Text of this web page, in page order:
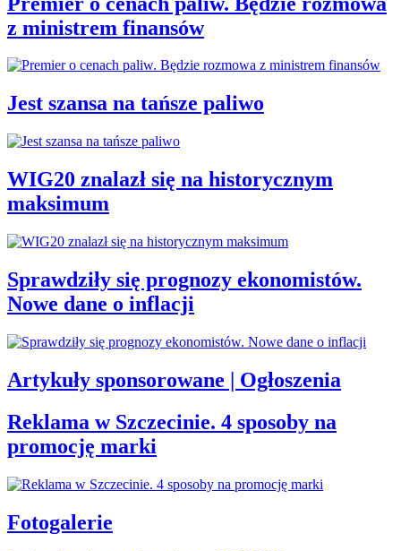
z ministrem finansów
Jest szansa na tańsze paliwo
WIG20 znalazł się na historycznym
maksimum
Sprawdziły się prognozy ekonomistów.
Nowe dane o inflacji
Artykuły sponsorowane | Ogłoszenia
Reklama w Szczecinie. 4 sposoby na
promocję marki
Fotogalerie